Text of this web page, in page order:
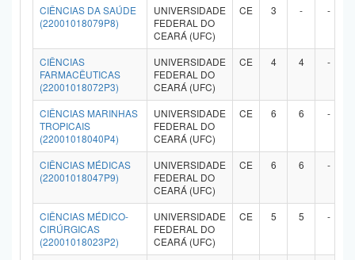
CIÊNCIAS DA SAÚDE
(22001018079P8)
UNIVERSIDADE
FEDERAL DO
CEARÁ (UFC)
CE 3 - -
CIÊNCIAS
FARMACÊUTICAS
(22001018072P3)
UNIVERSIDADE
FEDERAL DO
CEARÁ (UFC)
CE 4 4 -
CIÊNCIAS MARINHAS
TROPICAIS
(22001018040P4)
UNIVERSIDADE
FEDERAL DO
CEARÁ (UFC)
CE 6 6 -
CIÊNCIAS MÉDICAS
(22001018047P9)
UNIVERSIDADE
FEDERAL DO
CEARÁ (UFC)
CE 6 6 -
CIÊNCIAS MÉDICO-
CIRÚRGICAS
(22001018023P2)
UNIVERSIDADE
FEDERAL DO
CEARÁ (UFC)
CE 5 5 -